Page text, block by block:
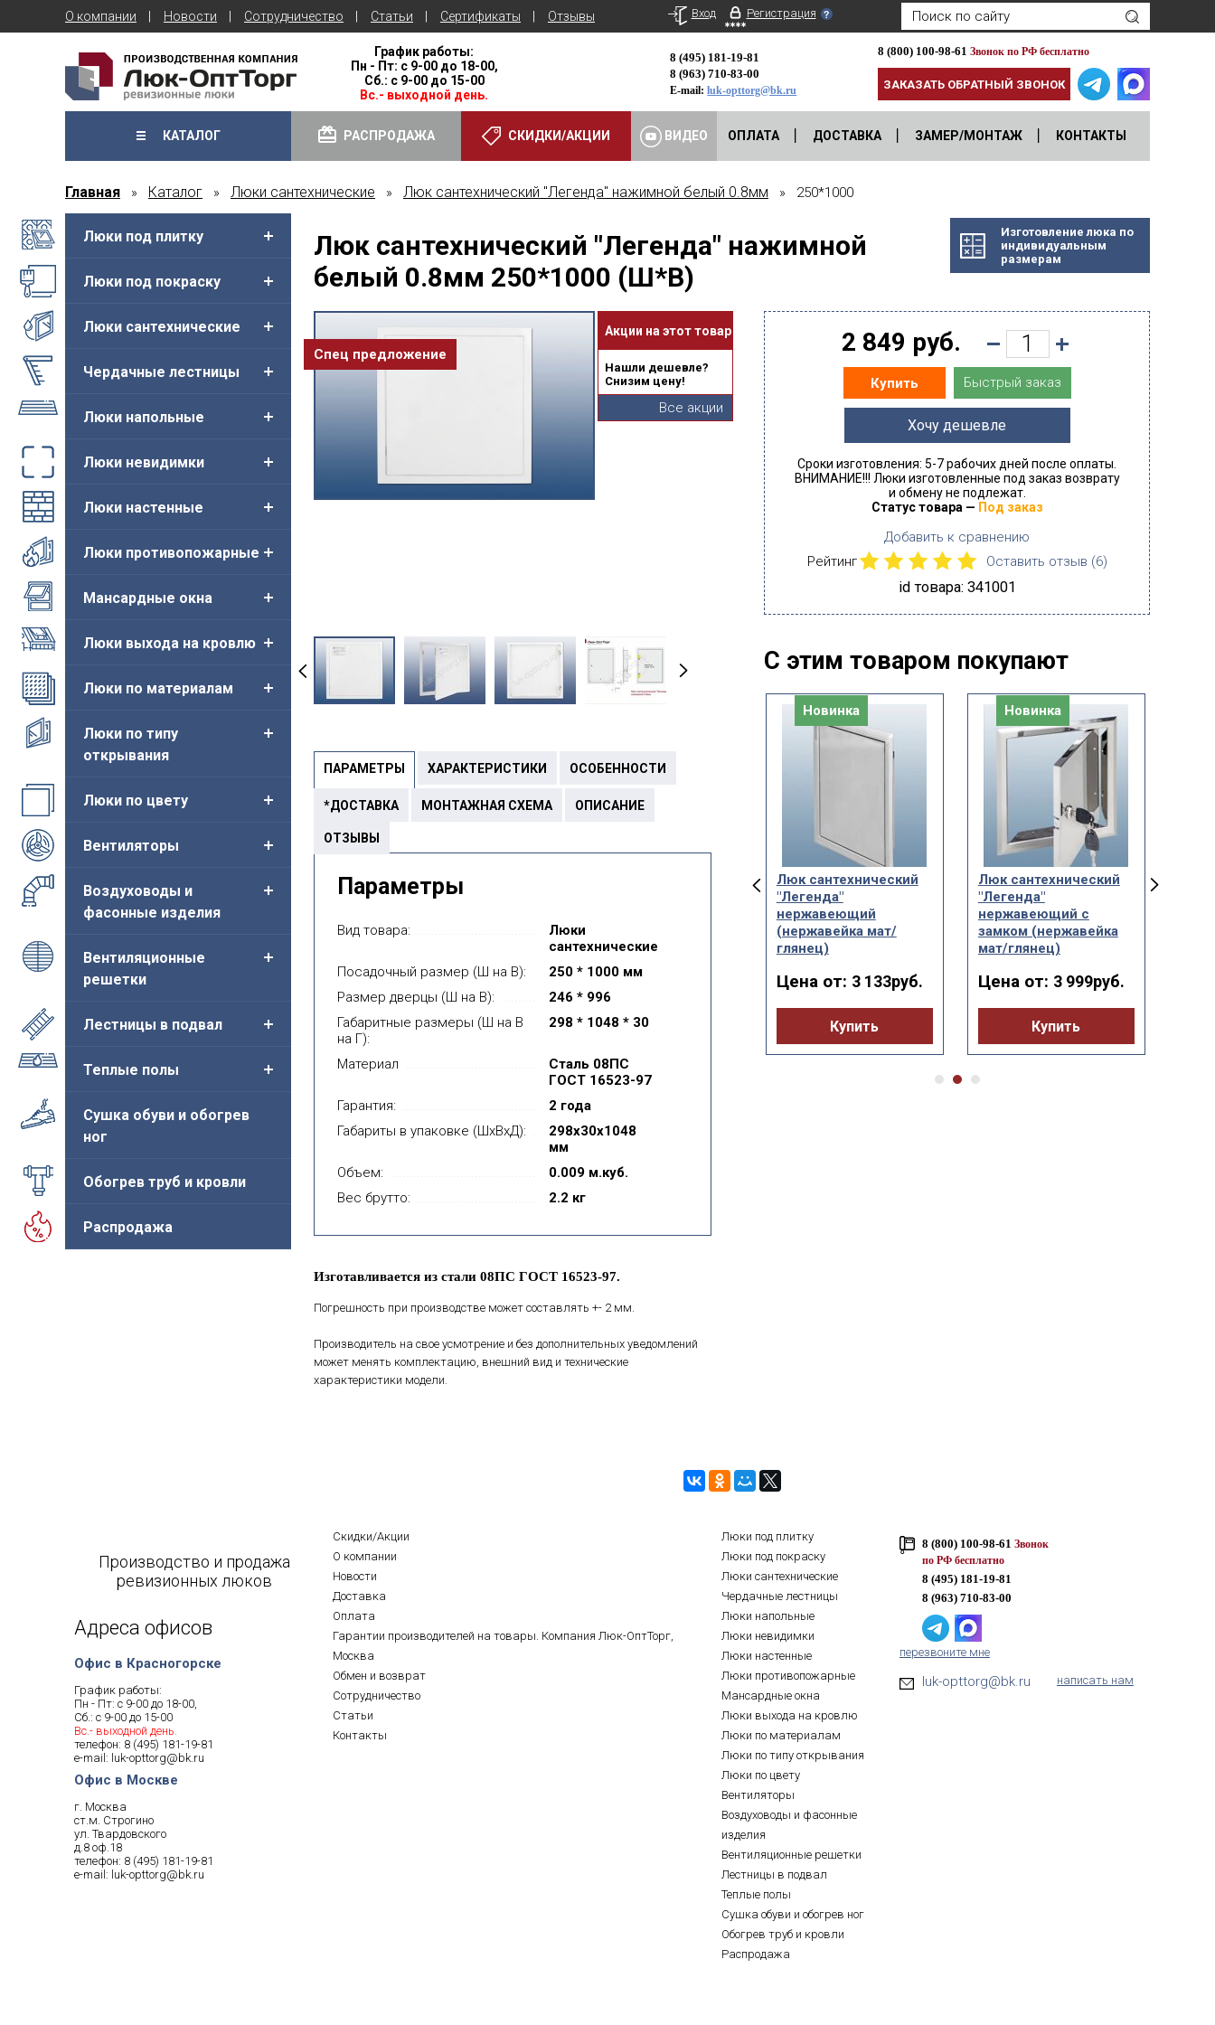
О компании Новости Сотрудничество Статьи Сертификаты Отзывы Вход Регистрация
График работы:
Пн - Пт: с 9-00 до 18-00,
Сб.: с 9-00 до 15-00
Вс.- выходной день.
8 (495) 181-19-81
8 (963) 710-83-00
E-mail:luk-opttorg@bk.ru
8 (800) 100-98-61 Звонок по РФ бесплатно
ЗАКАЗАТЬ ОБРАТНЫЙ ЗВОНОК
КАТАЛОГ РАСПРОДАЖА СКИДКИ/АКЦИИ ВИДЕО ОПЛАТА ДОСТАВКА ЗАМЕР/МОНТАЖ КОНТАКТЫ
Главная » Каталог » Люки сантехнические » Люк сантехнический "Легенда" нажимной белый 0.8мм » 250*1000
Люки под плитку
Люки под покраску
Люки сантехнические
Чердачные лестницы
Люки напольные
Люки невидимки
Люки настенные
Люки противопожарные
Мансардные окна
Люки выхода на кровлю
Люки по материалам
Люки по типу
открывания
Люки по цвету
Вентиляторы
Воздуховоды и
фасонные изделия
Вентиляционные
решетки
Лестницы в подвал
Теплые полы
Сушка обуви и обогрев
ног
Обогрев труб и кровли
Распродажа
Изготовление люка по
индивидуальным
размерам
Люк сантехнический "Легенда" нажимной
белый 0.8мм 250*1000 (Ш*В)
Спец предложение
ПАРАМЕТРЫ ХАРАКТЕРИСТИКИ ОСОБЕННОСТИ
*ДОСТАВКА МОНТАЖНАЯ СХЕМА ОПИСАНИЕ
ОТЗЫВЫ
Параметры
Вид товара:
Люки
сантехнические
Посадочный размер (Ш на В):
250 * 1000 мм
Размер дверцы (Ш на В):
246 * 996
Габаритные размеры (Ш на В
на Г):
298 * 1048 * 30
Материал
Сталь 08ПС
ГОСТ 16523-97
Гарантия:
2 года
Габариты в упаковке (ШхВхД):
298x30x1048
мм
Объем:
0.009 м.куб.
Вес брутто:
2.2 кг
Изготавливается из стали 08ПС ГОСТ 16523-97.
Погрешность при производстве может составлять +- 2 мм.
Производитель на свое усмотрение и без дополнительных уведомлений
может менять комплектацию, внешний вид и технические
характеристики модели.
Акции на этот товар
Нашли дешевле?
Снизим цену!
Все акции
2 849 руб.
Купить Быстрый заказ
Хочу дешевле
Сроки изготовления: 5-7 рабочих дней после оплаты.
ВНИМАНИЕ!!! Люки изготовленные под заказ возврату
и обмену не подлежат.
Статус товара — Под заказ
Добавить к сравнению
Рейтинг
Оставить отзыв (6)
id товара: 341001
С этим товаром покупают
3 395руб.
Купить
"Легенда" на магните
белый 0.8мм
Люк сантехнический
"Легенда" с замком
Купить
Цена от:899руб.
Новинка
Люк сантехнический
"Легенда"
нержавеющий
(нержавейка мат/
глянец)
Цена от: 3 133руб.
Купить
Новинка
Люк сантехнический
"Легенда"
нержавеющий с
замком (нержавейка
мат/глянец)
Цена от: 3 999руб.
Купить
Производство и продажа
ревизионных люков
Адреса офисов
Офис в Красногорске
График работы:
Пн - Пт: с 9-00 до 18-00,
Сб.: с 9-00 до 15-00
Вс.- выходной день.
телефон: 8 (495) 181-19-81
e-mail: luk-opttorg@bk.ru
Офис в Москве
г. Москва
ст.м. Строгино
ул. Твардовского
д.8 оф.18
телефон: 8 (495) 181-19-81
e-mail: luk-opttorg@bk.ru
Скидки/Акции
О компании
Новости
Доставка
Оплата
Гарантии производителей на товары. Компания Люк-ОптТорг,
Москва
Обмен и возврат
Сотрудничество
Статьи
Контакты
Люки под плитку
Люки под покраску
Люки сантехнические
Чердачные лестницы
Люки напольные
Люки невидимки
Люки настенные
Люки противопожарные
Мансардные окна
Люки выхода на кровлю
Люки по материалам
Люки по типу открывания
Люки по цвету
Вентиляторы
Воздуховоды и фасонные
изделия
Вентиляционные решетки
Лестницы в подвал
Теплые полы
Сушка обуви и обогрев ног
Обогрев труб и кровли
Распродажа
8 (800) 100-98-61 Звонок
по РФ бесплатно
8 (495) 181-19-81
8 (963) 710-83-00
перезвоните мне
luk-opttorg@bk.ru написать нам